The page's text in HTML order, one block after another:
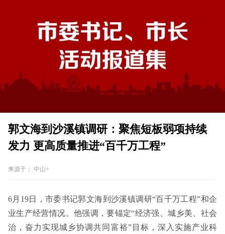
郭文海到沙溪镇调研：聚焦短板弱项持续
发力 更高质量推进“百千万工程”
来源于： 中山+
6月19日，市委书记郭文海到沙溪镇调研“百千万工程”和企
业生产经营情况。他强调，要锚定“经济强、城乡美、社会
治，奋力实现城乡协调共同富裕”目标，深入实施产业科